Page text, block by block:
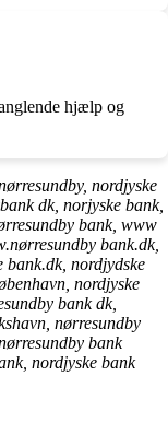
hjælp og
nordjyske
dk, norjyske bank,
bank, www
bank.dk,
bank.dk, nordjydske
nordjyske
bank dk,
nørresundby
bank
nordjyske bank